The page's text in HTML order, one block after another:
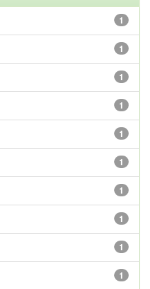
1
1
1
1
1
1
1
1
1
1